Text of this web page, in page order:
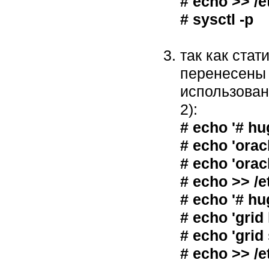
# sysctl -p
так как
2):
# echo '#
# echo
# echo
# echo >> /
# echo '#
# echo 'grid
# echo 'grid
# echo >> /